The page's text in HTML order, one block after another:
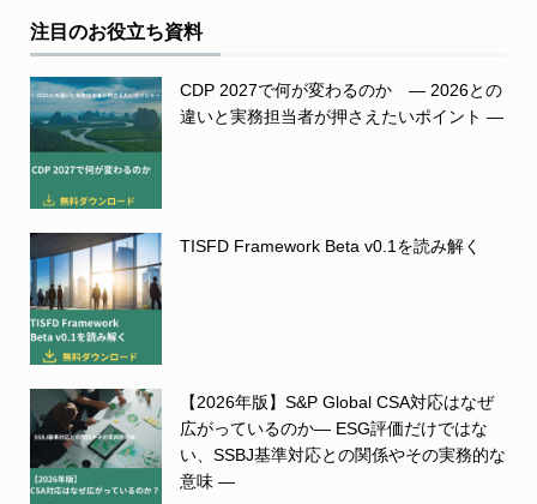
注目のお役立ち資料
CDP 2027で何が変わるのか ― 2026との
違いと実務担当者が押さえたいポイント ―
TISFD Framework Beta v0.1を読み解く
【2026年版】S&P Global CSA対応はなぜ
広がっているのか― ESG評価だけではな
い、SSBJ基準対応との関係やその実務的な
意味 ―